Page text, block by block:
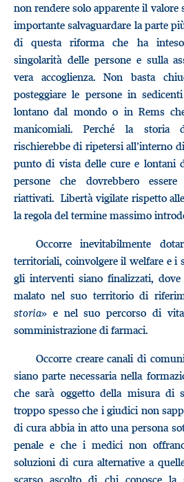
non rendere solo apparente il valore
importante salvaguardare la parte
di questa riforma che ha
singolarità delle persone e sulla
vera accoglienza. Non basta
posteggiare le persone in
lontano dal mondo o in Rems
manicomiali. Perché la storia
rischierebbe di ripetersi all’interno
punto di vista delle cure e lontani
persone che dovrebbero
riattivati. Libertà vigilate rispetto
la regola del termine massimo
Occorre inevitabilmente
territoriali, coinvolgere il welfare e i
gli interventi siano finalizzati, dove
malato nel suo territorio di
storia» e nel suo percorso di
somministrazione di farmaci.
Occorre creare canali di
siano parte necessaria nella
che sarà oggetto della misura di
troppo spesso che i giudici non
di cura abbia in atto una persona
penale e che i medici non
soluzioni di cura alternative a
scarso ascolto di chi conosce la